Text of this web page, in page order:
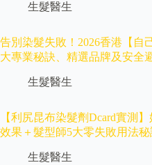
生髮醫生
告別染髮失敗！2026香港【自
大專業秘訣、精選品牌及安全
生髮醫生
【利尻昆布染髮劑Dcard實測
效果＋髮型師5大零失敗用法秘
生髮醫生